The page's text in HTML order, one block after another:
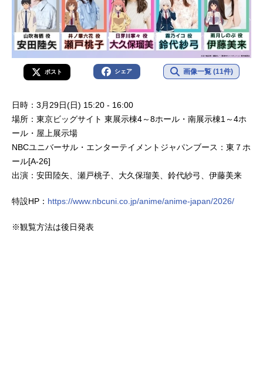
ポスト シェア 画像一覧 (11件)
日時：3月29日(日) 15:20 - 16:00
場所：東京ビッグサイト 東展示棟4～8ホール・南展示棟1～4ホ
ール・屋上展示場
NBCユニバーサル・エンターテイメントジャパンブース：東７ホ
ール[A-26]
出演：安田陸矢、瀬戸桃子、大久保瑠美、鈴代紗弓、伊藤美来
特設HP： https://www.nbcuni.co.jp/anime/anime-japan/2026/
※観覧方法は後日発表